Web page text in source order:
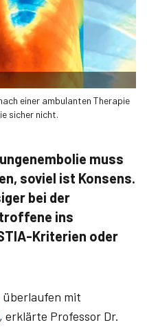
einer ambulanten Therapie
sicher nicht.
muss
soviel ist Konsens.
bei der
ins
Kriterien oder
überlaufen mit
erklärte Professor Dr.